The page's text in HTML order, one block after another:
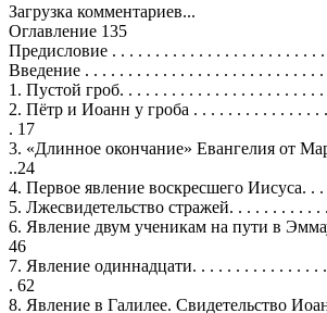
Загрузка комментариев...
Оглавление 135
Предисловие . . . . . . . . . . . . . . . . . . . . . . . .
Введение . . . . . . . . . . . . . . . . . . . . . . . . . . .
1. Пустой гроб. . . . . . . . . . . . . . . . . . . . . . .
2. Пётр и Иоанн у гроба . . . . . . . . . . . . . . .
. 17
3. «Длинное окончание» Евангелия от
..24
4. Первое явление воскресшего Иисуса. .
5. Лжесвидетельство стражей. . . . . . . . . .
6. Явление двум ученикам на пути в
46
7. Явление одиннадцати. . . . . . . . . . . . . . .
. 62
8. Явление в Галилее. Свидетельство